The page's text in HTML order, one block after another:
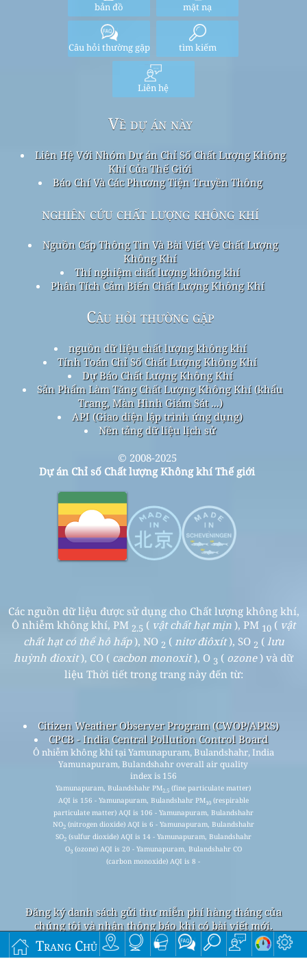
Trang Chủ
bản đồ mặt nạ
Câu hỏi thường gặp tìm kiếm
Liên hệ
Về dự án này
Liên Hệ Với Nhóm Dự án Chỉ Số Chất Lượng Không
Khí Của Thế Giới
Báo Chí Và Các Phương Tiện Truyền Thông
nghiên cứu chất lượng không khí
Nguồn Cấp Thông Tin Và Bài Viết Về Chất Lượng
Không Khí
Thí nghiệm chất lượng không khí
Phân Tích Cảm Biến Chất Lượng Không Khí
Câu hỏi thường gặp
nguồn dữ liệu chất lượng không khí
Tính Toán Chỉ Số Chất Lượng Không Khí
Dự Báo Chất Lượng Không Khí
Sản Phẩm Làm Tăng Chất Lượng Không Khí (khẩu
Trang, Màn Hình Giám Sát ...)
API (Giao diện lập trình ứng dụng)
Nền tảng dữ liệu lịch sử
© 2008-2025
Dự án Chỉ số Chất lượng Không khí Thế giới
Các nguồn dữ liệu được sử dụng cho Chất lượng không khí,
Ô nhiễm không khí, PM 2.5 ( vật chất hạt mịn ), PM 10 ( vật
chất hạt có thể hô hấp), NO 2 ( nitơ điôxít), SO 2 ( lưu
huỳnh đioxit), CO ( cacbon monoxit), O 3 ( ozone) và dữ
liệu Thời tiết trong trang này đến từ:
Citizen Weather Observer Program (CWOP/APRS)
CPCB - India Central Pollution Control Board
Ô nhiễm không khí tại Yamunapuram, Bulandshahr, India
Yamunapuram, Bulandshahr overall air quality
index is 156
Yamunapuram, Bulandshahr PM2.5 (fine particulate matter)
AQI is 156 - Yamunapuram, Bulandshahr PM10(respirable
particulate matter) AQI is 106 - Yamunapuram, Bulandshahr
NO2(nitrogen dioxide) AQI is 6 - Yamunapuram, Bulandshahr
SO2(sulfur dioxide) AQI is 14 - Yamunapuram, Bulandshahr
O3(ozone) AQI is 20 - Yamunapuram, Bulandshahr CO
(carbon monoxide) AQI is 8 -
Đăng ký danh sách gửi thư miễn phí hàng tháng của
chúng tôi và nhận thông báo khi có bài viết mới.
nộp